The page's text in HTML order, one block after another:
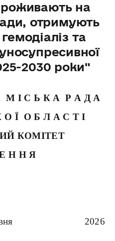
на
отримують
та
2030 роки"
М І С Ь К А Р А Д А
О Ї О Б Л А С Т І
КОМІТЕТ
Н Н Я
2026